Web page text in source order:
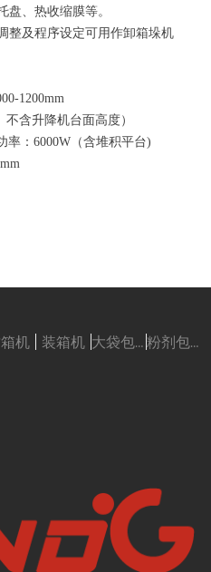
盘、热收缩膜等。
整及程序设定可用作卸箱垛机
1200mm
含升降机台面高度）
率：6000W（含堆积平台)
机 装箱机 大袋包装机 粉剂包装机